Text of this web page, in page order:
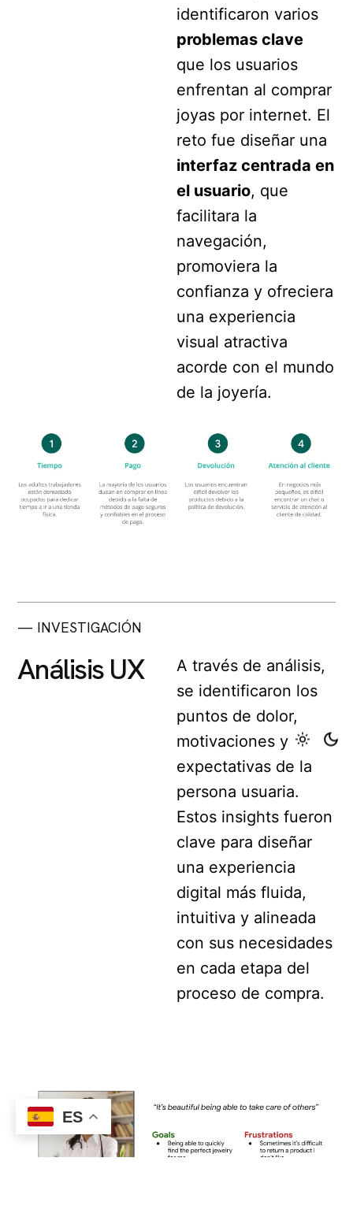
identificaron varios
problemas clave
que los usuarios
enfrentan al comprar
joyas por internet. El
reto fue diseñar una
interfaz centrada en
el usuario, que
facilitara la
navegación,
promoviera la
confianza y ofreciera
una experiencia
visual atractiva
acorde con el mundo
de la joyería.
— INVESTIGACIÓN
Análisis UX
A través de análisis,
se identificaron los
puntos de dolor,
motivaciones y
expectativas de la
persona usuaria.
Estos insights fueron
clave para diseñar
una experiencia
digital más fluida,
intuitiva y alineada
con sus necesidades
en cada etapa del
proceso de compra.
ES